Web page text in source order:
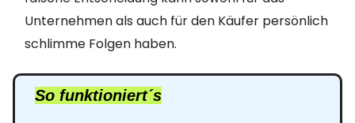
Unternehmen als auch für den Käufer persönlich
schlimme Folgen haben.
So funktioniert´s